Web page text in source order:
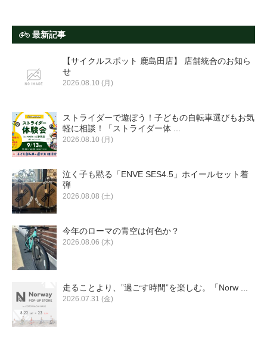
最新記事
【サイクルスポット 鹿島田店】 店舗統合のお知ら
せ
2026.08.10 (月)
ストライダーで遊ぼう！子どもの自転車選びもお気
軽に相談！「ストライダー体 ...
2026.08.10 (月)
泣く子も黙る「ENVE SES4.5」ホイールセット着
弾
2026.08.08 (土)
今年のローマの青空は何色か？
2026.08.06 (木)
走ることより、”過ごす時間”を楽しむ。「Norw ...
2026.07.31 (金)